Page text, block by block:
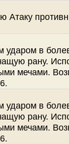
Атаку
в
рану.
мечами.
в
рану.
мечами.